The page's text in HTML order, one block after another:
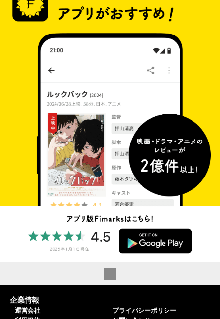
企業情報
運営会社
プライバシーポリシー